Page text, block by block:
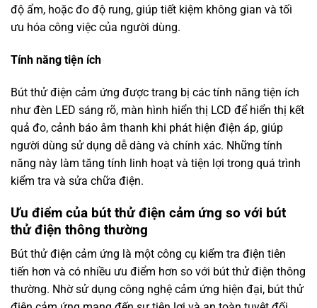
độ ẩm, hoặc đo độ rung, giúp tiết kiệm không gian và tối
ưu hóa công việc của người dùng.
Tính năng tiện ích
Bút thử điện cảm ứng được trang bị các tính năng tiện ích
như đèn LED sáng rõ, màn hình hiển thị LCD để hiển thị kết
quả đo, cảnh báo âm thanh khi phát hiện điện áp, giúp
người dùng sử dụng dễ dàng và chính xác. Những tính
năng này làm tăng tính linh hoạt và tiện lợi trong quá trình
kiểm tra và sửa chữa điện.
Ưu điểm của bút thử điện cảm ứng so với bút
thử điện thông thường
Bút thử điện cảm ứng là một công cụ kiểm tra điện tiên
tiến hơn và có nhiều ưu điểm hơn so với bút thử điện thông
thường. Nhờ sử dụng công nghệ cảm ứng hiện đại, bút thử